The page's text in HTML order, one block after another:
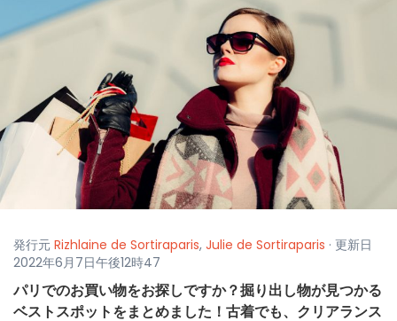
発行元 Rizhlaine de Sortiraparis, Julie de Sortiraparis · 更新日
2022年6月7日午後12時47
パリでのお買い物をお探しですか？掘り出し物が見つかる
ベストスポットをまとめました！古着でも、クリアランス